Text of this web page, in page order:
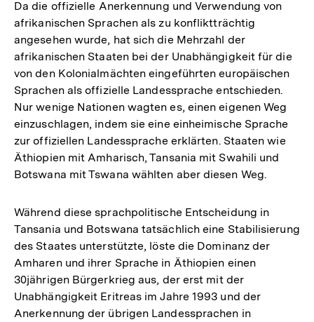
Da die offizielle Anerkennung und Verwendung von
afrikanischen Sprachen als zu konfliktträchtig
angesehen wurde, hat sich die Mehrzahl der
afrikanischen Staaten bei der Unabhängigkeit für die
von den Kolonialmächten eingeführten europäischen
Sprachen als offizielle Landessprache entschieden.
Nur wenige Nationen wagten es, einen eigenen Weg
einzuschlagen, indem sie eine einheimische Sprache
zur offiziellen Landessprache erklärten. Staaten wie
Äthiopien mit Amharisch, Tansania mit Swahili und
Botswana mit Tswana wählten aber diesen Weg.
Während diese sprachpolitische Entscheidung in
Tansania und Botswana tatsächlich eine Stabilisierung
des Staates unterstützte, löste die Dominanz der
Amharen und ihrer Sprache in Äthiopien einen
30jährigen Bürgerkrieg aus, der erst mit der
Unabhängigkeit Eritreas im Jahre 1993 und der
Anerkennung der übrigen Landessprachen in